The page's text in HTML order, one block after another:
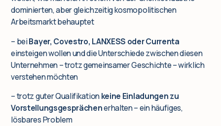
dominierten, aber gleichzeitig kosmopolitischen
Arbeitsmarkt behauptet
– beiBayer, Covestro, LANXESS oder Currenta
einsteigen wollen und die Unterschiede zwischen diesen
Unternehmen – trotz gemeinsamer Geschichte – wirklich
verstehen möchten
– trotz guter Qualifikationkeine Einladungen zu
Vorstellungsgesprächenerhalten – ein häufiges,
lösbares Problem